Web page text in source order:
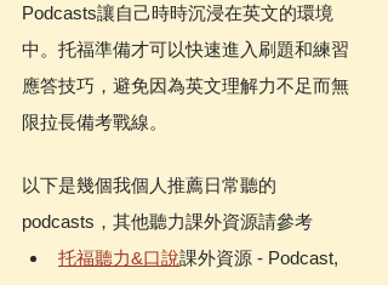
Podcasts讓自己時時沉浸在英文的環境
中。托福準備才可以快速進入刷題和練習
應答技巧，避免因為英文理解力不足而無
限拉長備考戰線。
以下是幾個我個人推薦日常聽的
podcasts，其他聽力課外資源請參考
托福聽力&口說課外資源 - Podcast,